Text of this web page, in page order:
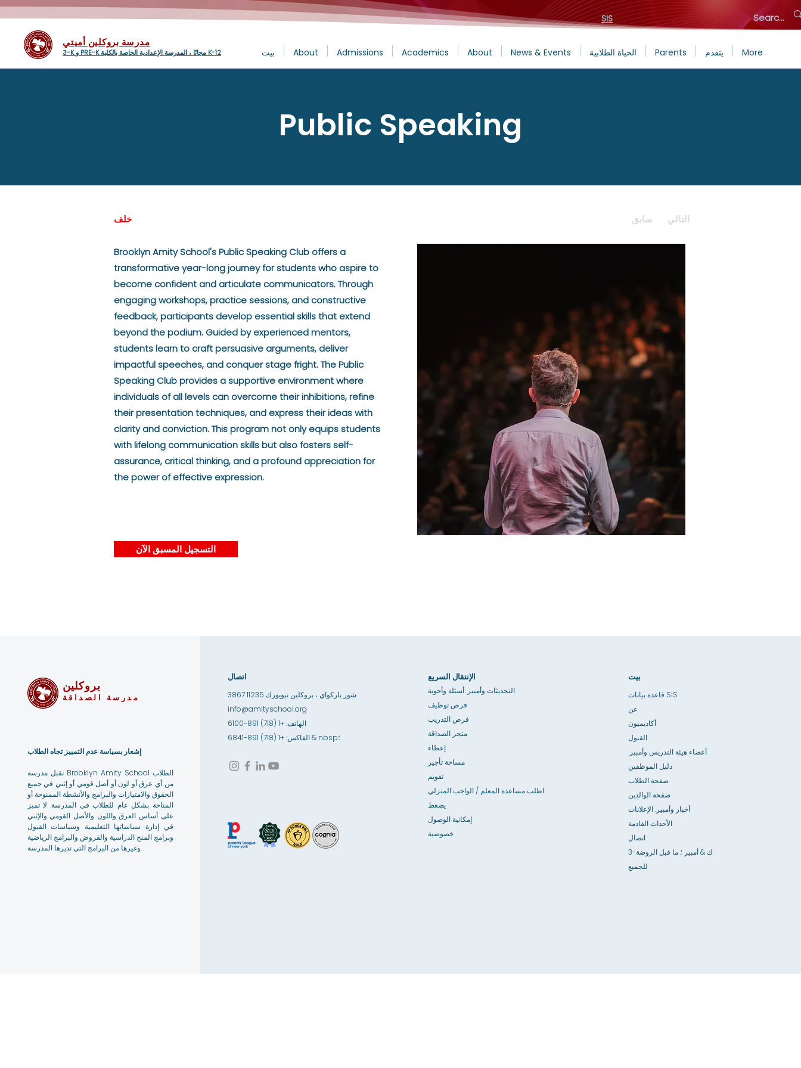
SIS
مدرسة بروكلين أميتي
3-K و PRE-K مجانًا ، المدرسة الإعدادية الخاصة بالكلية K-12 بيت About Admissions Academics About News & Events الحياة الطلابية Parents يتقدم More
Public Speaking
خلف
Brooklyn Amity School's Public Speaking Club offers a
transformative year-long journey for students who aspire to
become confident and articulate communicators. Through
engaging workshops, practice sessions, and constructive
feedback, participants develop essential skills that extend
beyond the podium. Guided by experienced mentors,
students learn to craft persuasive arguments, deliver
impactful speeches, and conquer stage fright. The Public
Speaking Club provides a supportive environment where
individuals of all levels can overcome their inhibitions, refine
their presentation techniques, and express their ideas with
clarity and conviction. This program not only equips students
with lifelong communication skills but also fosters self-
assurance, critical thinking, and a profound appreciation for
the power of effective expression.
سابق التالي
التسجيل المسبق الآن
بروكلين
مدرسة الصداقة
إشعار بسياسة عدم التمييز تجاه الطلاب
تقبل مدرسة Brooklyn Amity School الطلاب
من أي عرق أو لون أو أصل قومي أو إثني في جميع
الحقوق والامتيازات والبرامج والأنشطة الممنوحة أو
المتاحة بشكل عام للطلاب في المدرسة. لا تميز
على أساس العرق واللون والأصل القومي والإثني
في إدارة سياساتها التعليمية وسياسات القبول
وبرامج المنح الدراسية والقروض والبرامج الرياضية
وغيرها من البرامج التي تديرها المدرسة.
اتصال
3867 شور باركواي ، بروكلين نيويورك 11235
info@amityschool.org
الهاتف: +1 (718) 891-6100
الفاكس: +1 (718) 891-6841 & nbsp؛
الإنتقال السريع
التحديثات وأمبير. أسئلة وأجوبة
فرص توظيف
فرص التدريب
متجر الصداقة
إعطاء
مساحة تأجير
تقويم
اطلب مساعدة المعلم / الواجب المنزلي
يضعط
إمكانية الوصول
خصوصية
بيت
قاعدة بيانات SIS
عن
أكاديميون
القبول
أعضاء هيئة التدريس وأمبير.
دليل الموظفين
صفحة الطلاب
صفحة الوالدين
أخبار وأمبير. الإعلانات
الأحداث القادمة
اتصال
3-ك & أمبير ؛ ما قبل الروضة
للجميع